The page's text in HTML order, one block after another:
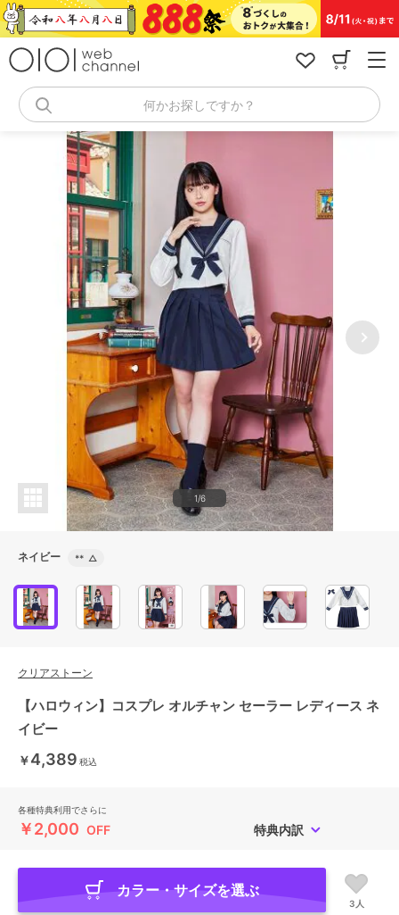
コ
ン
何かお探しですか？
1/6
ネイビー ** △
クリアストーン
【ハロウィン】コスプレ オルチャン セーラー レディース ネ
イビー
￥4,389 税込
各種特典利用でさらに
￥2,000 OFF 特典内訳
カラー・サイズを選ぶ
3人